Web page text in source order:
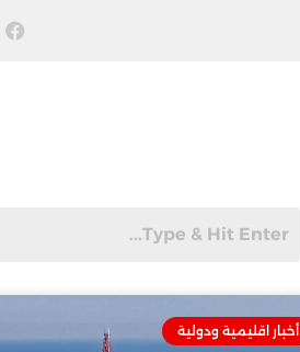
أخبار اقليمية ودولية